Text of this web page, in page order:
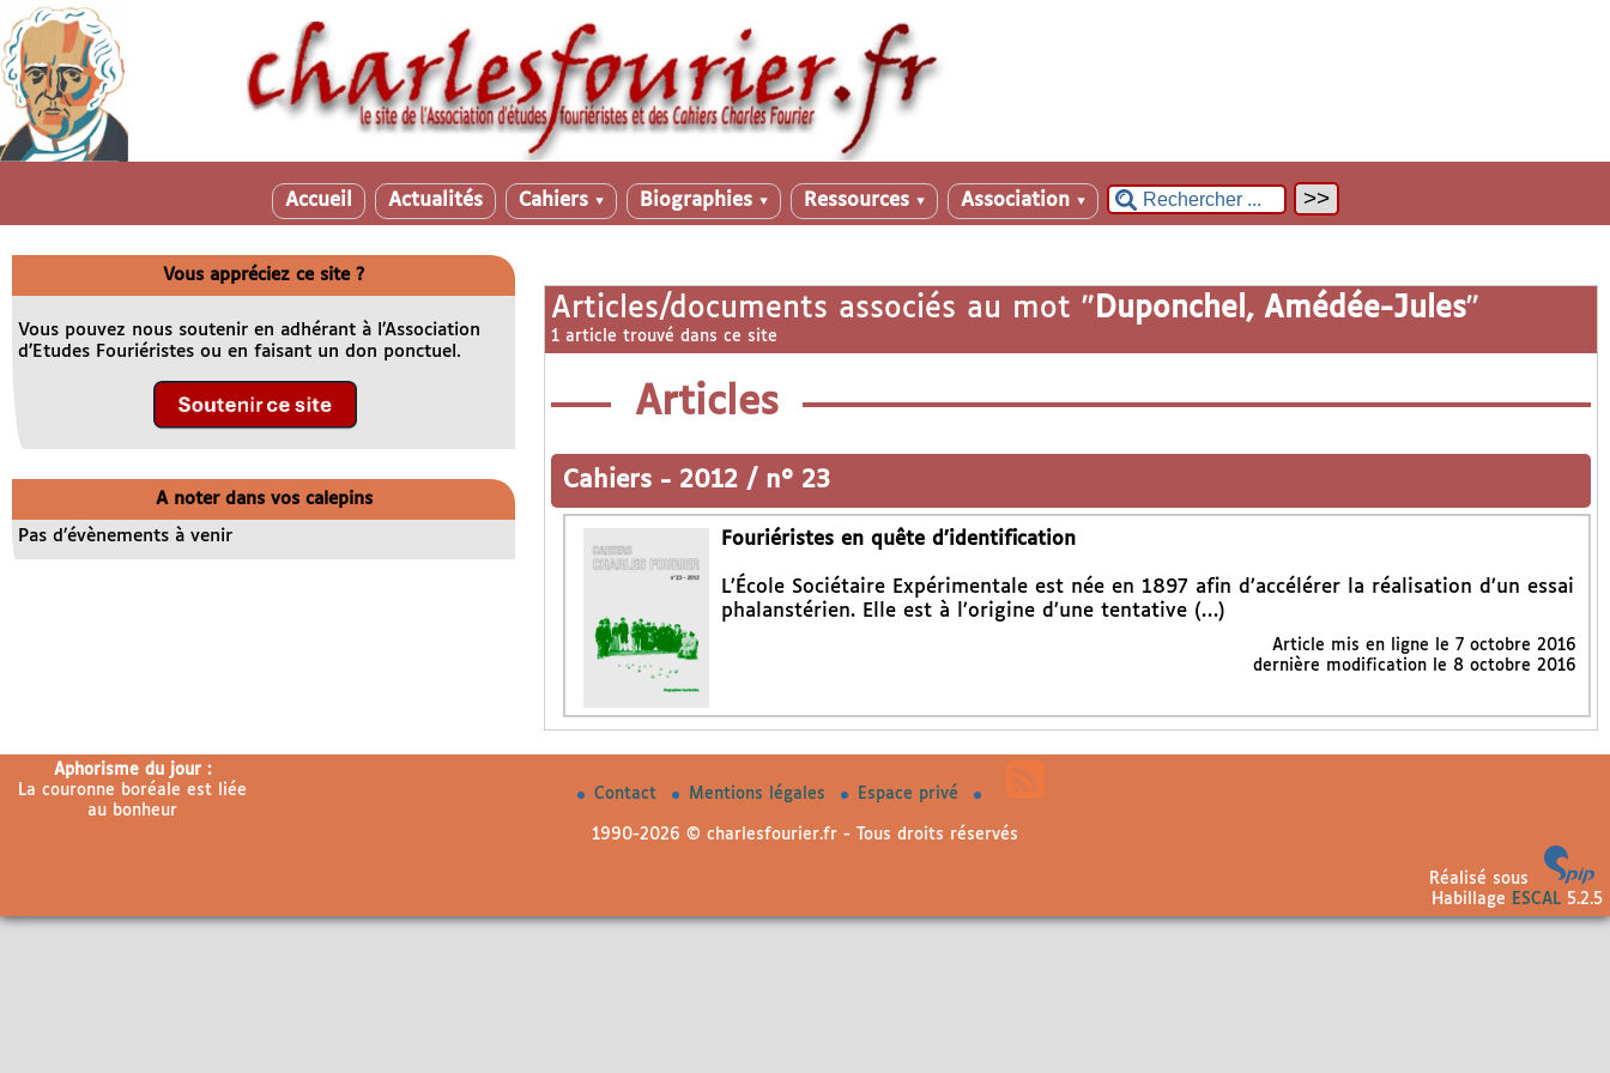
Accueil Actualités Cahiers ▼ Biographies ▼ Ressources ▼ Association ▼
Articles/documents associés au mot " Duponchel, Amédée-Jules"
1 article trouvé dans ce site
Articles
Cahiers - 2012 / n° 23
Fouriéristes en quête d’identification
L’École Sociétaire Expérimentale est née en 1897 afin d’accélérer la réalisation d’un essai
phalanstérien. Elle est à l’origine d’une tentative (…)
Article mis en ligne le 7 octobre 2016
dernière modification le 8 octobre 2016
Vous appréciez ce site ?
Vous pouvez nous soutenir en adhérant à l’Association
d’Etudes Fouriéristes ou en faisant un don ponctuel.
A noter dans vos calepins
Pas d’évènements à venir
Aphorisme du jour :
La couronne boréale est liée
au bonheur
Contact Mentions légales Espace privé
1990-2026 © charlesfourier.fr - Tous droits réservés
Réalisé sous
Habillage
ESCAL5.2.5